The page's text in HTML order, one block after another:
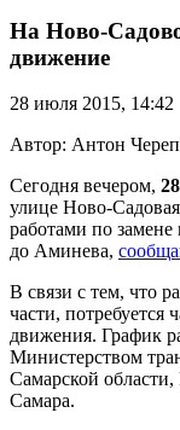
На Ново-
движение
28 июля 2015, 14:42
Автор: Антон
Сегодня вечером,
улице Ново-
работами по
до Аминева,
В связи с тем, что
части, потребуется
движения. График
Министерством
Самарской
Самара.